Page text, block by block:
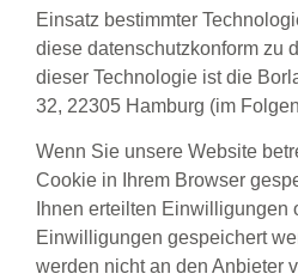
Einsatz bestimmter
diese datenschutzkonform zu
dieser Technologie ist die
32, 22305 Hamburg (im
Wenn Sie unsere Website
Cookie in Ihrem Browser
Ihnen erteilten Einwilligungen
Einwilligungen gespeichert
werden nicht an den Anbieter